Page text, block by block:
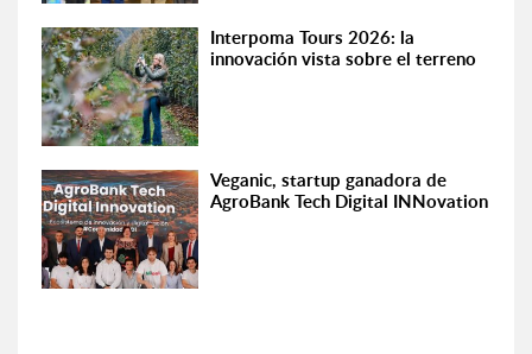
Interpoma Tours 2026: la
innovación vista sobre el terreno
Veganic, startup ganadora de
AgroBank Tech Digital INNovation